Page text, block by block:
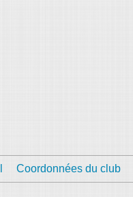
Coordonnées du club